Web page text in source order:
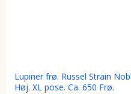
Lupiner frø. Russel Strain
Høj. XL pose. Ca. 650 Frø.